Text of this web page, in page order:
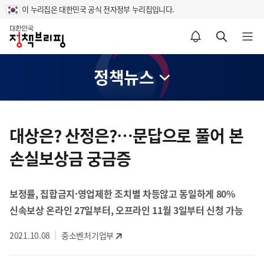
이 누리집은 대한민국 공식 전자정부 누리집입니다.
홈
알림설정 바로가기 검색 바로가기 메뉴 열기
정책뉴스
텐
츠
영
대상은? 산정은?…문답으로 풀어 본
손실보상금 궁금증
보정률, 집합금지·영업제한 조치별 차등않고 동일하게 80%
신속보상 온라인 27일부터, 오프라인 11월 3일부터 신청 가능
2021.10.08 중소벤처기업부